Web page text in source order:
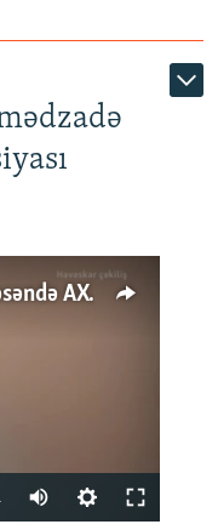
'Məni təpiklədilər ki...' - Daşkəsəndə AXCP fəalının yaxınları onun həbsinə etiraz edirlər
available